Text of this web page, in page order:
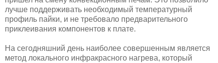
лучше поддерживать необходимый температурный
профиль пайки, и не требовало предварительного
приклеивания компонентов к плате.
На сегодняшний день наиболее совершенным является
метод локального инфракрасного нагрева, который